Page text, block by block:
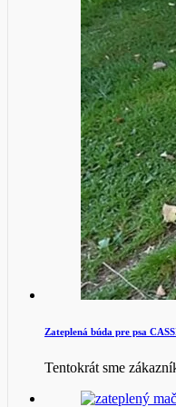
Zateplená búda pre psa
Tentokrát sme